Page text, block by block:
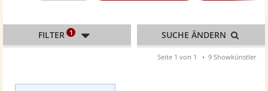
FILTER 1 SUCHE ÄNDERN
Seite 1 von 1 9 Showkünstler